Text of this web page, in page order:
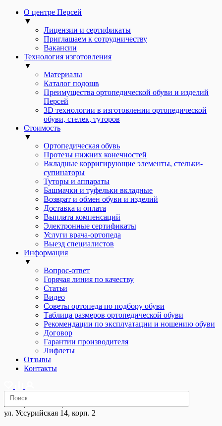
О центре Персей
▼
Лицензии и сертификаты
Приглашаем к сотрудничеству
Вакансии
Технология изготовления
▼
Материалы
Каталог подошв
Преимущества ортопедической обуви и изделий
Персей
3D технологии в изготовлении ортопедической
обуви, стелек, туторов
Стоимость
▼
Ортопедическая обувь
Протезы нижних конечностей
Вкладные корригирующие элементы, стельки-
супинаторы
Туторы и аппараты
Башмачки и туфельки вкладные
Возврат и обмен обуви и изделий
Доставка и оплата
Выплата компенсаций
Электронные сертификаты
Услуги врача-ортопеда
Выезд специалистов
Информация
▼
Вопрос-ответ
Горячая линия по качеству
Статьи
Видео
Советы ортопеда по подбору обуви
Таблица размеров ортопедической обуви
Рекомендации по эксплуатации и ношению обуви
Договор
Гарантии производителя
Лифлеты
Отзывы
Контакты
м. «Щелковская»,
ул. Уссурийская 14, корп. 2